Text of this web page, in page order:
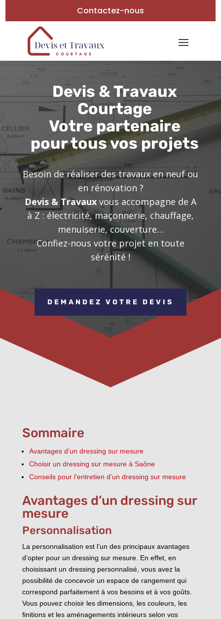
Contactez-nous
Devis & Travaux
Courtage
Votre partenaire
pour tous vos projets
Besoin de réaliser des travaux en neuf ou
en rénovation ?
Devis & Travaux vous accompagne de A
à Z : électricité, maçonnerie, chauffage,
menuiserie, couverture…
Confiez-nous votre projet en toute
sérénité !
DEMANDEZ VOTRE DEVIS
Sommaire
Avantages d’un dressing sur mesure
Choisir un dressing sur mesure à Saône
Conseils pour l’entretien d’un dressing sur mesure
Avantages d’un dressing sur
mesure
Personnalisation
La personnalisation est l’un des principaux avantages
d’opter pour un dressing sur mesure. En effet, en
choisissant un dressing personnalisé, vous avez la
possibilité de concevoir un espace de rangement qui
correspond parfaitement à vos besoins et à vos goûts.
Vous pouvez choisir les dimensions, les couleurs, les
finitions et les aménagements intérieurs selon vos